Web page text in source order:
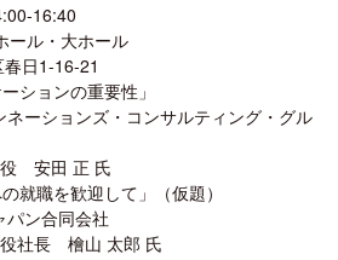
16:40
ル・大ホール
1-16-21
ョンの重要性」
ションズ・コンサルティング・グル
田 正 氏
職を歓迎して」（仮題）
ン合同会社
檜山 太郎 氏